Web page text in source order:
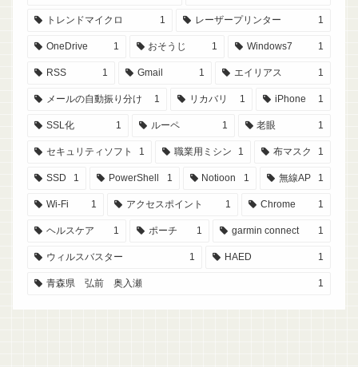
トレンドマイクロ 1 レーザープリンター 1
OneDrive 1 おそうじ 1 Windows7 1
RSS 1 Gmail 1 エイリアス 1
メールの自動振り分け 1 リカバリ 1 iPhone 1
SSL化 1 ルーペ 1 老眼 1
セキュリティソフト 1 職業用ミシン 1 布マスク 1
SSD 1 PowerShell 1 Notioon 1 無線AP 1
Wi-Fi 1 アクセスポイント 1 Chrome 1
ヘルスケア 1 ポーチ 1 garmin connect 1
ウィルスバスター 1 HAED 1
青森県 弘前 奥入瀬 1